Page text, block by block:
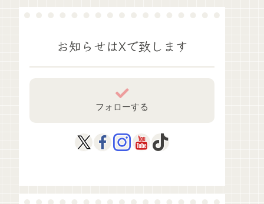
お知らせはXで致します
フォローする